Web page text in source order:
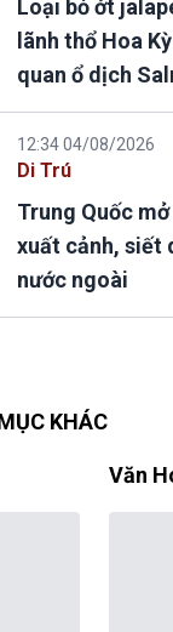
Loại bỏ ớt
lãnh thổ Hoa
quan ổ dịch
12:34 04/08/2026
Di Trú
Trung Quốc
xuất cảnh, siết
nước ngoài
KHÁC
Văn